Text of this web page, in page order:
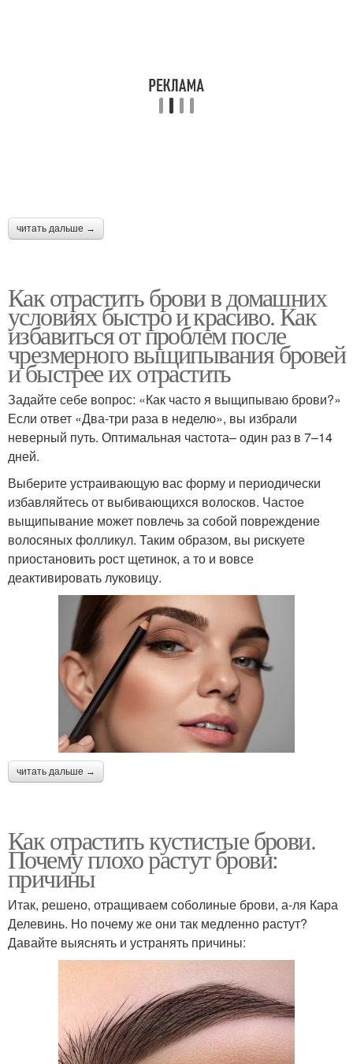
читать дальше →
Как отрастить брови в домашних
условиях быстро и красиво. Как
избавиться от проблем после
чрезмерного выщипывания бровей
и быстрее их отрастить
Задайте себе вопрос: «Как часто я выщипываю брови?»
Если ответ «Два-три раза в неделю», вы избрали
неверный путь. Оптимальная частота– один раз в 7–14
дней.
Выберите устраивающую вас форму и периодически
избавляйтесь от выбивающихся волосков. Частое
выщипывание может повлечь за собой повреждение
волосяных фолликул. Таким образом, вы рискуете
приостановить рост щетинок, а то и вовсе
деактивировать луковицу.
читать дальше →
Как отрастить кустистые брови.
Почему плохо растут брови:
причины
Итак, решено, отращиваем соболиные брови, а-ля Кара
Делевинь. Но почему же они так медленно растут?
Давайте выяснять и устранять причины: